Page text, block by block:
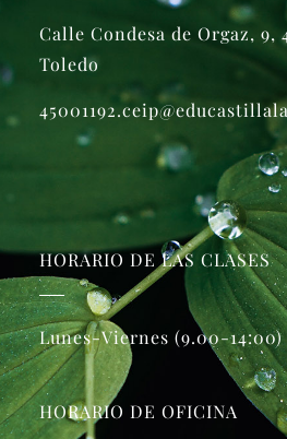
Calle Condesa de Orgaz, 9,
Toledo
HORARIO DE LAS CLASES
Lunes-Viernes (9.00-14:00)
HORARIO DE OFICINA